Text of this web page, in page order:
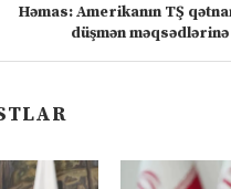
Həmas: Amerikanın TŞ
düşmən